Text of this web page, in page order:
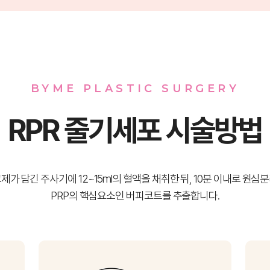
BYME PLASTIC SURGERY
RPR 줄기세포 시술방법
가 담긴 주사기에 12~15ml의 혈액을 채취한 뒤, 10분 이내로 원심
PRP의 핵심요소인 버피코트를 추출합니다.